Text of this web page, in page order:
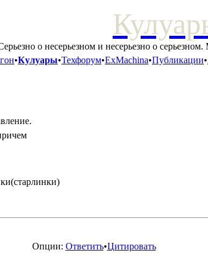
о несерьезном и несерьезно о
•Кулуары•Техфорум•ExMachina•Публикации•
Опции: Ответить•Цитировать